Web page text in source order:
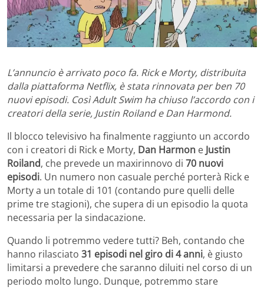
L’annuncio è arrivato poco fa. Rick e Morty, distribuita
dalla piattaforma Netflix, è stata rinnovata per ben 70
nuovi episodi. Così Adult Swim ha chiuso l’accordo con i
creatori della serie, Justin Roiland e Dan Harmond.
Il blocco televisivo ha finalmente raggiunto un accordo
con i creatori di Rick e Morty, Dan Harmon e Justin
Roiland, che prevede un maxirinnovo di 70 nuovi
episodi. Un numero non casuale perché porterà Rick e
Morty a un totale di 101 (contando pure quelli delle
prime tre stagioni), che supera di un episodio la quota
necessaria per la sindacazione.
Quando li potremmo vedere tutti? Beh, contando che
hanno rilasciato 31 episodi nel giro di 4 anni, è giusto
limitarsi a prevedere che saranno diluiti nel corso di un
periodo molto lungo. Dunque, potremmo stare